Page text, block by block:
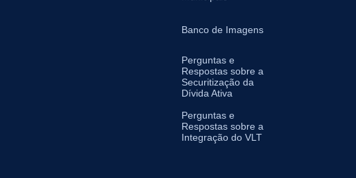
Banco de Imagens
Perguntas e
Respostas sobre a
Securitização da
Dívida Ativa
Perguntas e
Respostas sobre a
Integração do VLT